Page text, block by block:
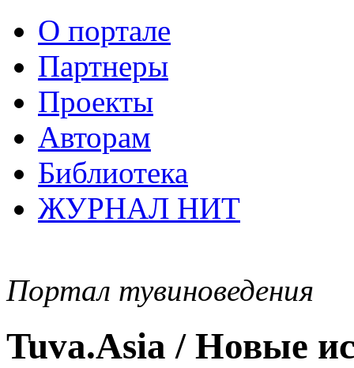
О портале
Партнеры
Проекты
Авторам
Библиотека
ЖУРНАЛ НИТ
Портал тувиноведения
Tuva.Asia / Новые